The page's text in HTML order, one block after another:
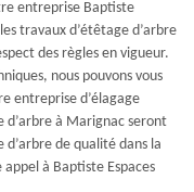
entreprise Baptiste
travaux d’étêtage d’arbre
des règles en vigueur.
nous pouvons vous
entreprise d’élagage
d’arbre à Marignac seront
de qualité dans la
à Baptiste Espaces